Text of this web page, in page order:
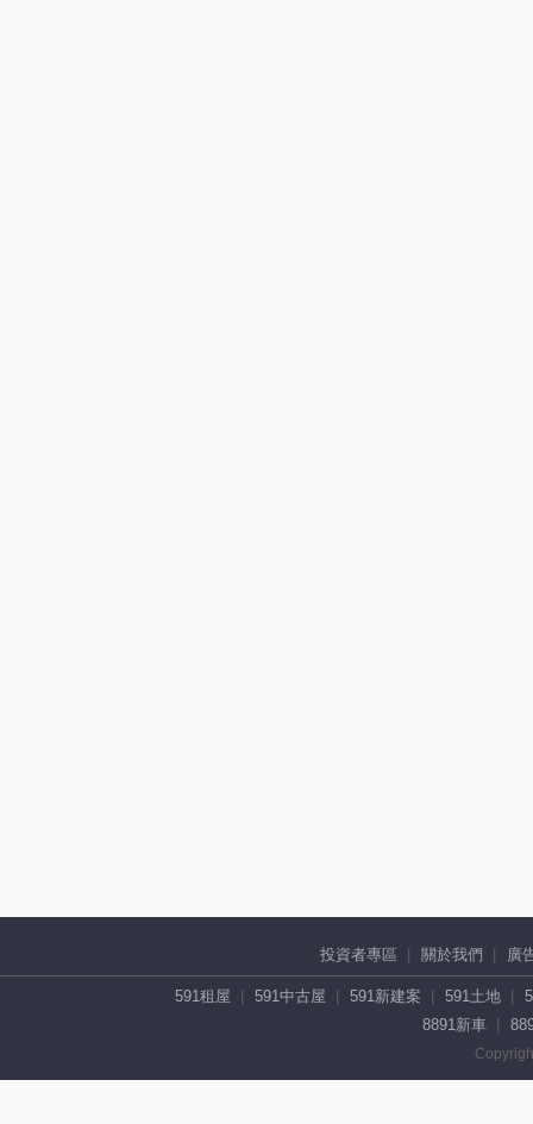
投資者專區 關於我們 廣
591租屋 591中古屋 591新建案 591土地
8891新車